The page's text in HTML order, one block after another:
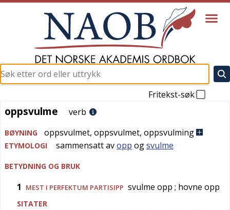
Fritekst-søk
oppsvulme
oppsvulme verb
BØYNING oppsvulmet, oppsvulmet, oppsvulming
ETYMOLOGI sammensatt avopp ogsvulme
BETYDNING OG BRUK
1 MEST I PERFEKTUM PARTISIPP svulme opp ; hovne opp
SITATER